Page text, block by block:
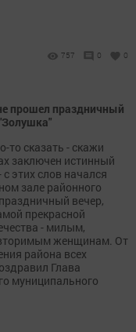
757 0 0
прошел праздничный
то сказать - скажи
заключен истинный
этих слов начался
зале районного
вечер,
прекрасной
- милым,
женщинам. От
района всех
Глава
муниципального